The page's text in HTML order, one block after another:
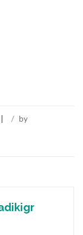
/ by